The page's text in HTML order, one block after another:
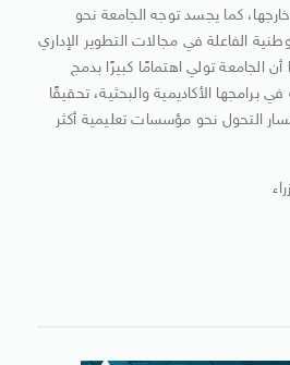
كما يجسد توجه الجامعة نحو
الفاعلة في مجالات التطوير الإداري
الجامعة تولي اهتمامًا كبيرًا بدمج
برامجها الأكاديمية والبحثية، تحقيقًا
ودعمًا لمسار التحول نحو مؤسسات تعليمية أكثر